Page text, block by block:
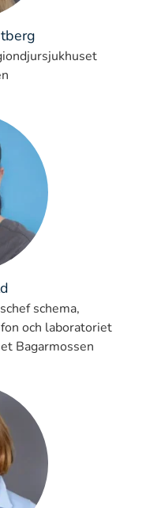
schema,
och laboratoriet
Bagarmossen